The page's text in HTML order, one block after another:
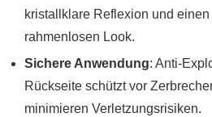
kristallklare Reflexion und
rahmenlosen Look.
Sichere Anwendung: Anti-
Rückseite schützt vor
minimieren Verletzungsrisiken.